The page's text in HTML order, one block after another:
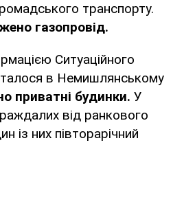
транспорту.
газопровід.
Ситуаційного
в Немишлянському
приватні будинки. У
від ранкового
із них півторарічний